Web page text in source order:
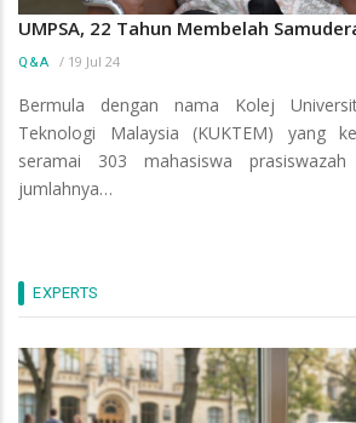
UMPSA, 22 Tahun Membelah
Q&A / 19 Jul 24
Bermula dengan nama Kolej
Teknologi Malaysia (KUKTEM) yang
seramai 303 mahasiswa
jumlahnya…
EXPERTS